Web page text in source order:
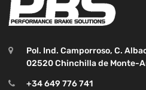
Pol. Ind. Camporroso, C.
02520 Chinchilla de Monte-
+34 649 776 741